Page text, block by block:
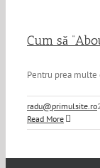
Cum să
Pentru prea multe
radu@primulsite.ro
Read More